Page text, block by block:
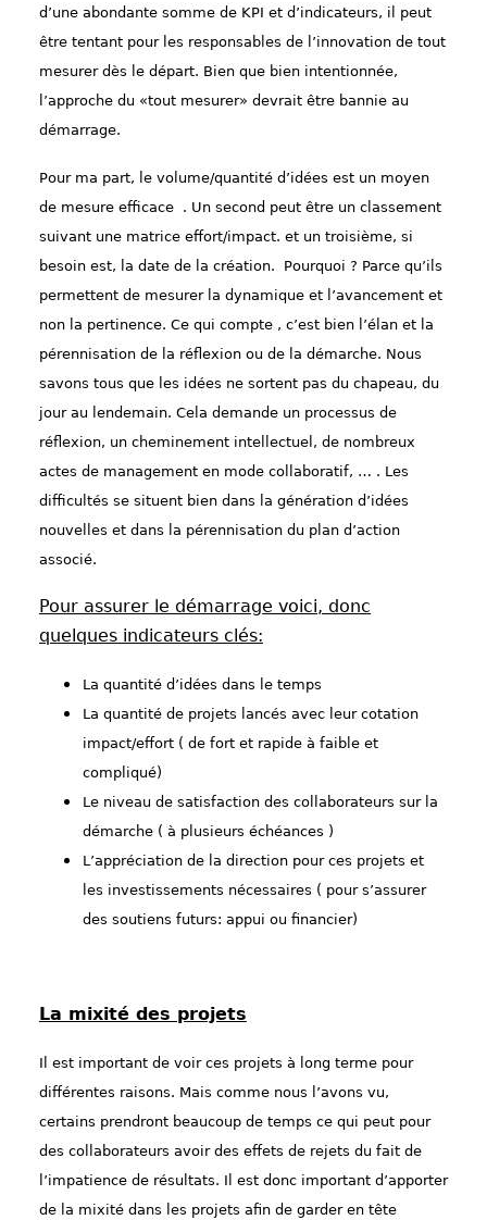
d’une abondante somme de KPI et d’indicateurs, il peut
être tentant pour les responsables de l’innovation de tout
mesurer dès le départ. Bien que bien intentionnée,
l’approche du «tout mesurer» devrait être bannie au
démarrage.
Pour ma part, le volume/quantité d’idées est un moyen
de mesure efficace . Un second peut être un classement
suivant une matrice effort/impact. et un troisième, si
besoin est, la date de la création. Pourquoi ? Parce qu’ils
permettent de mesurer la dynamique et l’avancement et
non la pertinence. Ce qui compte , c’est bien l’élan et la
pérennisation de la réflexion ou de la démarche. Nous
savons tous que les idées ne sortent pas du chapeau, du
jour au lendemain. Cela demande un processus de
réflexion, un cheminement intellectuel, de nombreux
actes de management en mode collaboratif, … . Les
difficultés se situent bien dans la génération d’idées
nouvelles et dans la pérennisation du plan d’action
associé.
Pour assurer le démarrage voici, donc
quelques indicateurs clés:
La quantité d’idées dans le temps
La quantité de projets lancés avec leur cotation
impact/effort ( de fort et rapide à faible et
compliqué)
Le niveau de satisfaction des collaborateurs sur la
démarche ( à plusieurs échéances )
L’appréciation de la direction pour ces projets et
les investissements nécessaires ( pour s’assurer
des soutiens futurs: appui ou financier)
La mixité des projets
Il est important de voir ces projets à long terme pour
différentes raisons. Mais comme nous l’avons vu,
certains prendront beaucoup de temps ce qui peut pour
des collaborateurs avoir des effets de rejets du fait de
l’impatience de résultats. Il est donc important d’apporter
de la mixité dans les projets afin de garder en tête